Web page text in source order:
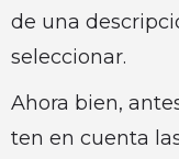
de una
seleccionar.
Ahora bien,
ten en cuenta